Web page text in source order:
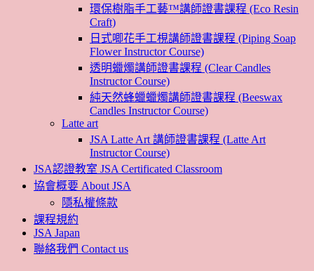
環保樹脂手工藝™講師證書課程 (Eco Resin
Craft)
日式唧花手工梘講師證書課程 (Piping Soap
Flower Instructor Course)
透明蠟燭講師證書課程 (Clear Candles
Instructor Course)
純天然蜂蠟蠟燭講師證書課程 (Beeswax
Candles Instructor Course)
Latte art
JSA Latte Art 講師證書課程 (Latte Art
Instructor Course)
JSA認證教室 JSA Certificated Classroom
協會概要 About JSA
隱私權條款
課程規約
JSA Japan
聯絡我們 Contact us